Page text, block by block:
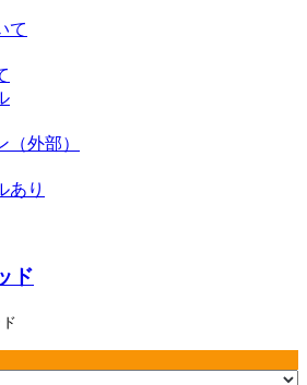
て
外部）
あり
ド